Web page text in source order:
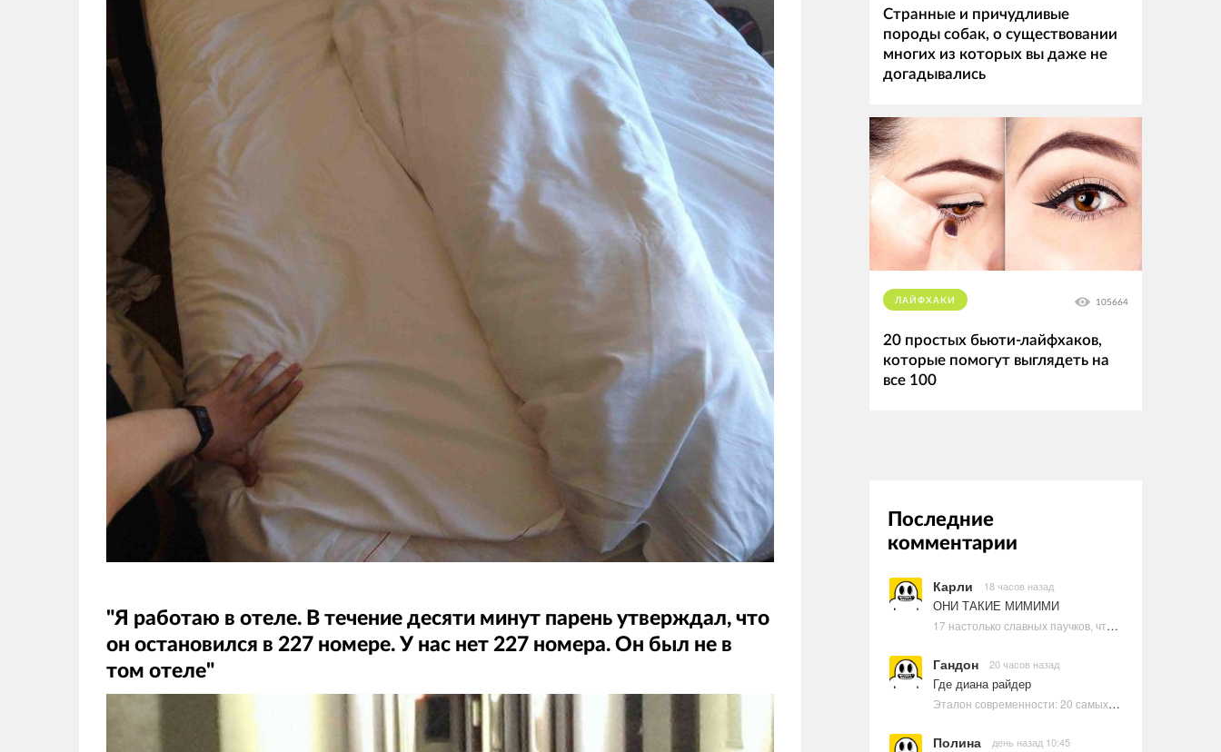
"Я работаю в отеле. В течение десяти минут парень утверждал, что
он остановился в 227 номере. У нас нет 227 номера. Он был не в
том отеле"
Странные и причудливые
породы собак, о существовании
многих из которых вы даже не
догадывались
ЛАЙФХАКИ 105664
20 простых бьюти-лайфхаков,
которые помогут выглядеть на
все 100
Последние
комментарии
Карли 18 часов назад
ОНИ ТАКИЕ МИМИМИ
17 настолько славных паучков, что даже у арахнофобов появится желание их погладить
Гандон 20 часов назад
Где диана райдер
Эталон современности: 20 самых красивых и привлекательных актрис Голливуда, по мнению Google | Ультрамарин
Полина день назад 10:45